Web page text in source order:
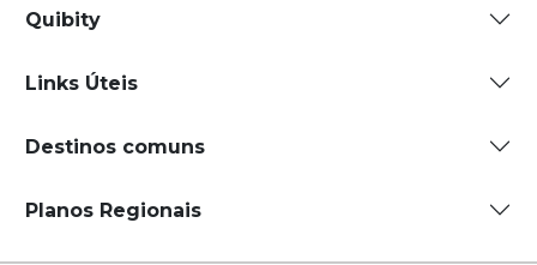
Quibity
Links Úteis
Destinos comuns
Planos Regionais